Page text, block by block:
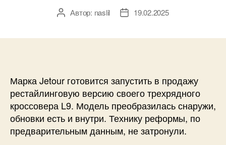
АвторАвтор: naslil
Дата19.02.2025
Марка Jetour готовится запустить в продажу
рестайлинговую версию своего трехрядного
кроссовера L9. Модель преобразилась снаружи,
обновки есть и внутри. Технику реформы, по
предварительным данным, не затронули.